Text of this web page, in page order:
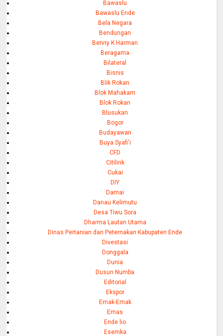
Bawaslu
Bawaslu Ende
Bela Negara
Bendungan
Benny K Harman
Beragama
Bilateral
Bisnis
Blik Rokan
Blok Mahakam
Blok Rokan
Blusukan
Bogor
Budayawan
Buya Syafi'i
CFD
Citilink
Cukai
DIY
Damai
Danau Kelimutu
Desa Tiwu Sora
Dharma Lautan Utama
Dinas Pertanian dan Peternakan Kabupaten Ende
Divestasi
Donggala
Dunia
Dusun Numba
Editorial
Ekspor
Emak-Emak
Emas
Ende lio
Esemka